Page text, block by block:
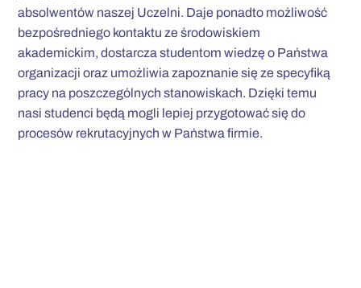
absolwentów naszej Uczelni. Daje ponadto możliwość
bezpośredniego kontaktu ze środowiskiem
akademickim, dostarcza studentom wiedzę o Państwa
organizacji oraz umożliwia zapoznanie się ze specyfiką
pracy na poszczególnych stanowiskach. Dzięki temu
nasi studenci będą mogli lepiej przygotować się do
procesów rekrutacyjnych w Państwa firmie.